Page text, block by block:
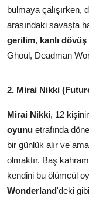
bulmaya çalışırken,
arasındaki savaşta
gerilim, kanlı
Ghoul, Deadman
2. Mirai Nikki
Mirai Nikki, 12
oyunu etrafında
bir günlük alır ve
olmaktır. Baş
kendini bu ölümcül
Wonderland'deki